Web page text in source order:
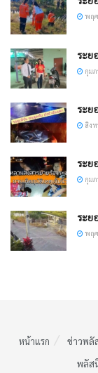
พฤ
ระย
กุม
ระย
สิง
ระย
กุม
ระย
พฤ
หน้าแรก ข่าวพลั
พลัส